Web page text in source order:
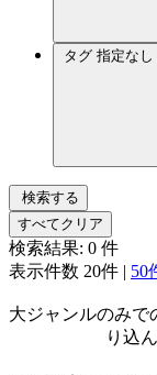
タグ 指定なし
検索する
すべてクリア
検索結果: 0 件
表示件数 20件 | 50
大ジャンルのみで
り込